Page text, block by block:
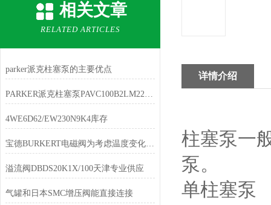
相关文章
RELATED ARTICLES
parker派克柱塞泵的主要优点
PARKER派克柱塞泵PAVC100B2LM22全新
4WE6D62/EW230N9K4库存
宝德BURKERT电磁阀为考虑温度变化出现锁死现象
溢流阀DBDS20K1X/100天津专业供应
气罐和日本SMC增压阀能直接连接
详情介绍
柱塞泵一
泵。
单柱塞泵